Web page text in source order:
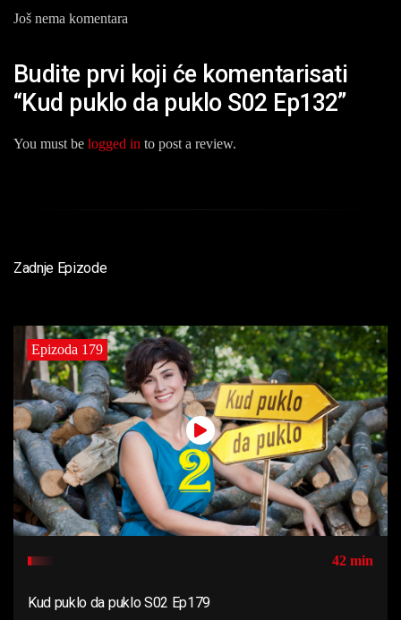
Još nema komentara
Budite prvi koji će komentarisati
“Kud puklo da puklo S02 Ep132”
You must be logged in to post a review.
Zadnje Epizode
Epizoda 179
42 min
Kud puklo da puklo S02 Ep179